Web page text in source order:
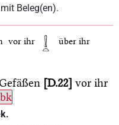
Beleg(en).
vor ihr über ihr
D.22 vor ihr